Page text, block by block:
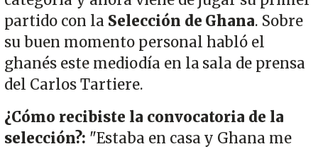
partido con la Selección de Ghana. Sobre
su buen momento personal habló el
ghanés este mediodía en la sala de prensa
del Carlos Tartiere.
¿Cómo recibiste la convocatoria de la
selección?: "Estaba en casa y Ghana me